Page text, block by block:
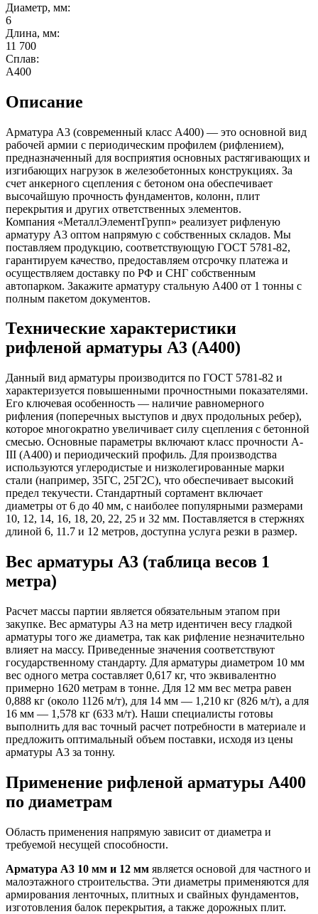
Диаметр, мм:
6
Длина, мм:
11 700
Сплав:
А400
Описание
Арматура А3 (современный класс А400) — это основной вид
рабочей армии с периодическим профилем (рифлением),
предназначенный для восприятия основных растягивающих и
изгибающих нагрузок в железобетонных конструкциях. За
счет анкерного сцепления с бетоном она обеспечивает
высочайшую прочность фундаментов, колонн, плит
перекрытия и других ответственных элементов.
Компания «МеталлЭлементГрупп» реализует рифленую
арматуру А3 оптом напрямую с собственных складов. Мы
поставляем продукцию, соответствующую ГОСТ 5781-82,
гарантируем качество, предоставляем отсрочку платежа и
осуществляем доставку по РФ и СНГ собственным
автопарком. Закажите арматуру стальную А400 от 1 тонны с
полным пакетом документов.
Технические характеристики
рифленой арматуры А3 (А400)
Данный вид арматуры производится по ГОСТ 5781-82 и
характеризуется повышенными прочностными показателями.
Его ключевая особенность — наличие равномерного
рифления (поперечных выступов и двух продольных ребер),
которое многократно увеличивает силу сцепления с бетонной
смесью. Основные параметры включают класс прочности А-
III (А400) и периодический профиль. Для производства
используются углеродистые и низколегированные марки
стали (например, 35ГС, 25Г2С), что обеспечивает высокий
предел текучести. Стандартный сортамент включает
диаметры от 6 до 40 мм, с наиболее популярными размерами
10, 12, 14, 16, 18, 20, 22, 25 и 32 мм. Поставляется в стержнях
длиной 6, 11.7 и 12 метров, доступна услуга резки в размер.
Вес арматуры А3 (таблица весов 1
метра)
Расчет массы партии является обязательным этапом при
закупке. Вес арматуры А3 на метр идентичен весу гладкой
арматуры того же диаметра, так как рифление незначительно
влияет на массу. Приведенные значения соответствуют
государственному стандарту. Для арматуры диаметром 10 мм
вес одного метра составляет 0,617 кг, что эквивалентно
примерно 1620 метрам в тонне. Для 12 мм вес метра равен
0,888 кг (около 1126 м/т), для 14 мм — 1,210 кг (826 м/т), а для
16 мм — 1,578 кг (633 м/т). Наши специалисты готовы
выполнить для вас точный расчет потребности в материале и
предложить оптимальный объем поставки, исходя из цены
арматуры А3 за тонну.
Применение рифленой арматуры А400
по диаметрам
Область применения напрямую зависит от диаметра и
требуемой несущей способности.
Арматура А3 10 мм и 12 мм является основой для частного и
малоэтажного строительства. Эти диаметры применяются для
армирования ленточных, плитных и свайных фундаментов,
изготовления балок перекрытия, а также дорожных плит.